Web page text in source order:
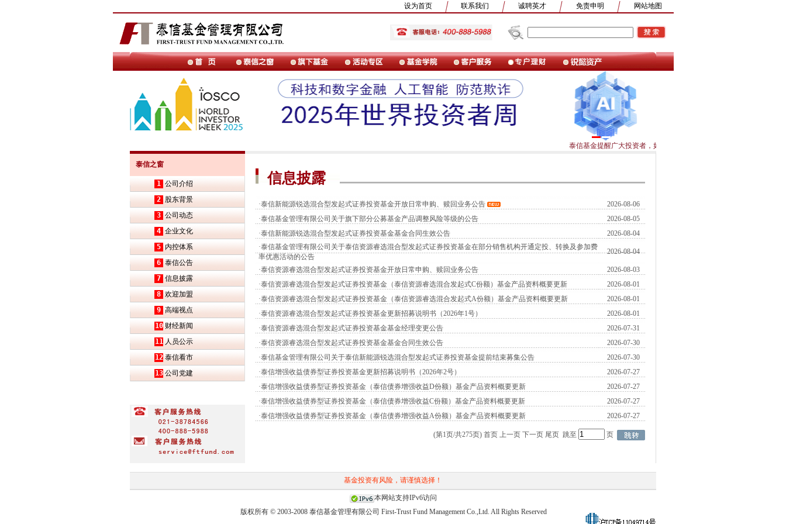
设为首页 联系我们 诚聘英才 免责申明 网站地图
2 3
泰信基金提醒广大投资者，如果您的身份证件或者身份证明文件已经
泰信之窗
1 公司介绍
2 股东背景
3 公司动态
4 企业文化
5 内控体系
6 泰信公告
7 信息披露
8 欢迎加盟
9 高端视点
10 财经新闻
11 人员公示
12 泰信看市
13 公司党建
信息披露
·泰信新能源锐选混合型发起式证券投资基金开放日常申购、赎回业务公告
2026-08-06
·泰信基金管理有限公司关于旗下部分公募基金产品调整风险等级的公告
2026-08-05
·泰信新能源锐选混合型发起式证券投资基金基金合同生效公告
2026-08-04
·泰信基金管理有限公司关于泰信资源睿选混合型发起式证券投资基金在部分销售机构开通定投、转换及参加费
率优惠活动的公告
2026-08-04
·泰信资源睿选混合型发起式证券投资基金开放日常申购、赎回业务公告
2026-08-03
·泰信资源睿选混合型发起式证券投资基金（泰信资源睿选混合发起式C份额）基金产品资料概要更新
2026-08-01
·泰信资源睿选混合型发起式证券投资基金（泰信资源睿选混合发起式A份额）基金产品资料概要更新
2026-08-01
·泰信资源睿选混合型发起式证券投资基金更新招募说明书（2026年1号）
2026-08-01
·泰信资源睿选混合型发起式证券投资基金基金经理变更公告
2026-07-31
·泰信资源睿选混合型发起式证券投资基金基金合同生效公告
2026-07-30
·泰信基金管理有限公司关于泰信新能源锐选混合型发起式证券投资基金提前结束募集公告
2026-07-30
·泰信增强收益债券型证券投资基金更新招募说明书（2026年2号）
2026-07-27
·泰信增强收益债券型证券投资基金（泰信债券增强收益D份额）基金产品资料概要更新
2026-07-27
·泰信增强收益债券型证券投资基金（泰信债券增强收益C份额）基金产品资料概要更新
2026-07-27
·泰信增强收益债券型证券投资基金（泰信债券增强收益A份额）基金产品资料概要更新 2026-07-27
(第1页/共275页) 首页 上一页 下一页 尾页 跳至 页
基金投资有风险，请谨慎选择！
本网站支持IPv6访问
版权所有 © 2003-2008 泰信基金管理有限公司 First-Trust Fund Management Co.,Ltd. All Rights Reserved